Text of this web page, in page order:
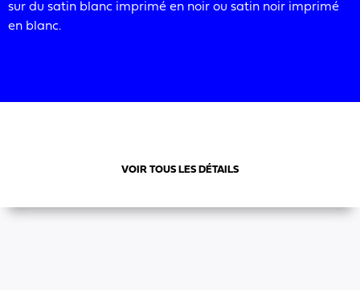
sur du satin blanc imprimé en noir ou satin noir imprimé
en blanc.
VOIR TOUS LES DÉTAILS